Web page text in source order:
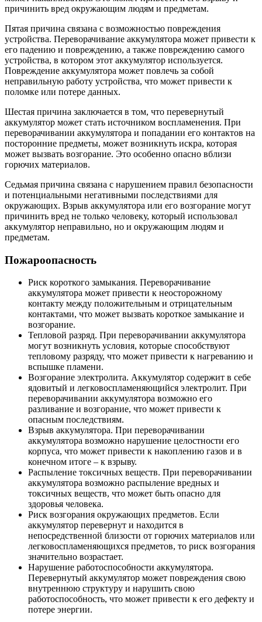
причинить вред окружающим людям и предметам.
Пятая причина связана с возможностью повреждения
устройства. Переворачивание аккумулятора может привести к
его падению и повреждению, а также повреждению самого
устройства, в котором этот аккумулятор используется.
Повреждение аккумулятора может повлечь за собой
неправильную работу устройства, что может привести к
поломке или потере данных.
Шестая причина заключается в том, что перевернутый
аккумулятор может стать источником воспламенения. При
переворачивании аккумулятора и попадании его контактов на
посторонние предметы, может возникнуть искра, которая
может вызвать возгорание. Это особенно опасно вблизи
горючих материалов.
Седьмая причина связана с нарушением правил безопасности
и потенциальными негативными последствиями для
окружающих. Взрыв аккумулятора или его возгорание могут
причинить вред не только человеку, который использовал
аккумулятор неправильно, но и окружающим людям и
предметам.
Пожароопасность
Риск короткого замыкания. Переворачивание
аккумулятора может привести к неосторожному
контакту между положительным и отрицательным
контактами, что может вызвать короткое замыкание и
возгорание.
Тепловой разряд. При переворачивании аккумулятора
могут возникнуть условия, которые способствуют
тепловому разряду, что может привести к нагреванию и
вспышке пламени.
Возгорание электролита. Аккумулятор содержит в себе
ядовитый и легковоспламеняющийся электролит. При
переворачивании аккумулятора возможно его
разливание и возгорание, что может привести к
опасным последствиям.
Взрыв аккумулятора. При переворачивании
аккумулятора возможно нарушение целостности его
корпуса, что может привести к накоплению газов и в
конечном итоге – к взрыву.
Распыление токсичных веществ. При переворачивании
аккумулятора возможно распыление вредных и
токсичных веществ, что может быть опасно для
здоровья человека.
Риск возгорания окружающих предметов. Если
аккумулятор перевернут и находится в
непосредственной близости от горючих материалов или
легковоспламеняющихся предметов, то риск возгорания
значительно возрастает.
Нарушение работоспособности аккумулятора.
Перевернутый аккумулятор может повреждения свою
внутреннюю структуру и нарушить свою
работоспособность, что может привести к его дефекту и
потере энергии.